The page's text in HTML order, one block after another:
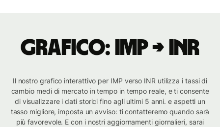
Grafico: IMP → INR
Il nostro grafico interattivo per IMP verso INR utilizza i tassi di
cambio medi di mercato in tempo in tempo reale, e ti consente
di visualizzare i dati storici fino agli ultimi 5 anni. e aspetti un
tasso migliore, imposta un avviso: ti contatteremo quando sarà
più favorevole. E con i nostri aggiornamenti giornalieri, sarai